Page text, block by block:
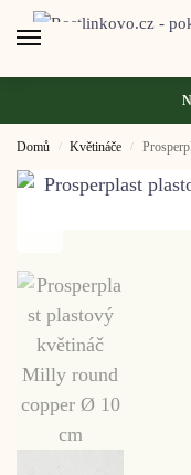
Domů / Květináče /